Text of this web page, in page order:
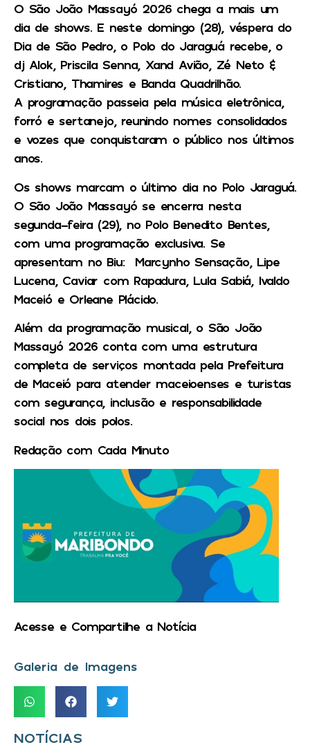
O São João Massayó 2026 chega a mais um
dia de shows. E neste domingo (28), véspera do
Dia de São Pedro, o Polo do Jaraguá recebe, o
dj Alok, Priscila Senna, Xand Avião, Zé Neto &
Cristiano, Thamires e Banda Quadrilhão.
A programação passeia pela música eletrônica,
forró e sertanejo, reunindo nomes consolidados
e vozes que conquistaram o público nos últimos
anos.
Os shows marcam o último dia no Polo Jaraguá.
O São João Massayó se encerra nesta
segunda-feira (29), no Polo Benedito Bentes,
com uma programação exclusiva. Se
apresentam no Biu: Marcynho Sensação, Lipe
Lucena, Caviar com Rapadura, Lula Sabiá, Ivaldo
Maceió e Orleane Plácido.
Além da programação musical, o São João
Massayó 2026 conta com uma estrutura
completa de serviços montada pela Prefeitura
de Maceió para atender maceioenses e turistas
com segurança, inclusão e responsabilidade
social nos dois polos.
Redação com Cada Minuto
Acesse e Compartilhe a Notícia
Galeria de Imagens
NOTÍCIAS